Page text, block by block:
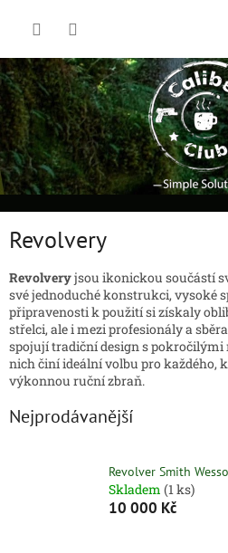
Revolvery
Revolveryjsou ikonickou součástí
své jednoduché konstrukci, vysoké
připravenosti k použití si získaly
střelci, ale i mezi profesionály a
spojují tradiční design s pokročilými
nich činí ideální volbu pro každého,
výkonnou ruční zbraň.
Nejprodávanější
Revolver Smith
Skladem (1 ks)
10 000 Kč